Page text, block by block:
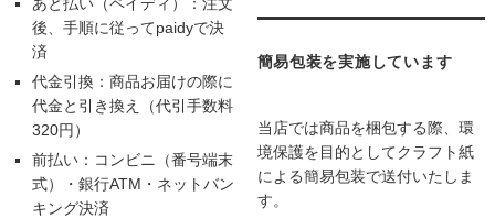
後、手順に従ってpaidyで決
済
代金引換：商品お届けの際に
代金と引き換え（代引手数料
320円）
前払い：コンビニ（番号端末
式）・銀行ATM・ネットバン
キング決済
簡易包装を実施しています
当店では商品を梱包する際、環
境保護を目的としてクラフト紙
による簡易包装で送付いたしま
す。